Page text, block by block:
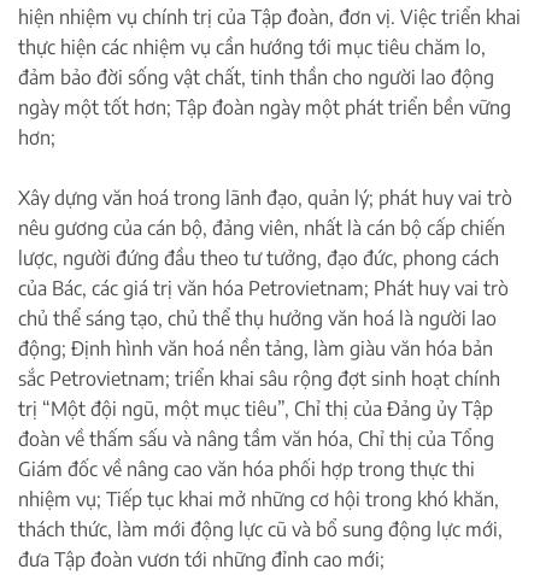
hiện nhiệm vụ chính trị của Tập đoàn, đơn vị. Việc triển khai
thực hiện các nhiệm vụ cần hướng tới mục tiêu chăm lo,
đảm bảo đời sống vật chất, tinh thần cho người lao động
ngày một tốt hơn; Tập đoàn ngày một phát triển bền vững
hơn;
Xây dựng văn hoá trong lãnh đạo, quản lý; phát huy vai trò
nêu gương của cán bộ, đảng viên, nhất là cán bộ cấp chiến
lược, người đứng đầu theo tư tưởng, đạo đức, phong cách
của Bác, các giá trị văn hóa Petrovietnam; Phát huy vai trò
chủ thể sáng tạo, chủ thể thụ hưởng văn hoá là người lao
động; Định hình văn hoá nền tảng, làm giàu văn hóa bản
sắc Petrovietnam; triển khai sâu rộng đợt sinh hoạt chính
trị “Một đội ngũ, một mục tiêu”, Chỉ thị của Đảng ủy Tập
đoàn về thấm sấu và nâng tầm văn hóa, Chỉ thị của Tổng
Giám đốc về nâng cao văn hóa phối hợp trong thực thi
nhiệm vụ; Tiếp tục khai mở những cơ hội trong khó khăn,
thách thức, làm mới động lực cũ và bổ sung động lực mới,
đưa Tập đoàn vươn tới những đỉnh cao mới;